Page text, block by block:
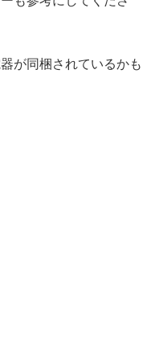
が同梱されているかも